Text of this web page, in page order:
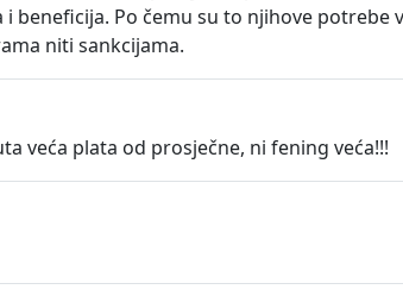
beneficija. Po čemu su to njihove potrebe
niti sankcijama.
veća plata od prosječne, ni fening veća!!!